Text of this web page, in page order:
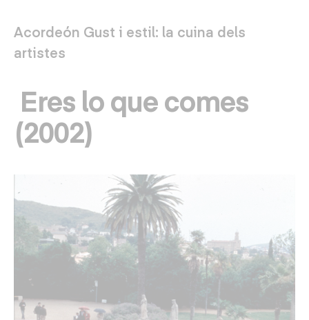
Acordeón Gust i estil: la cuina dels
artistes
Eres lo que comes
(2002)